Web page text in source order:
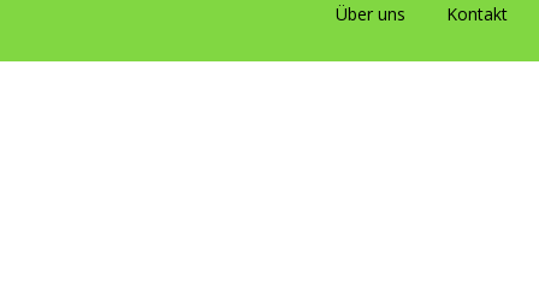
Über uns Kontakt